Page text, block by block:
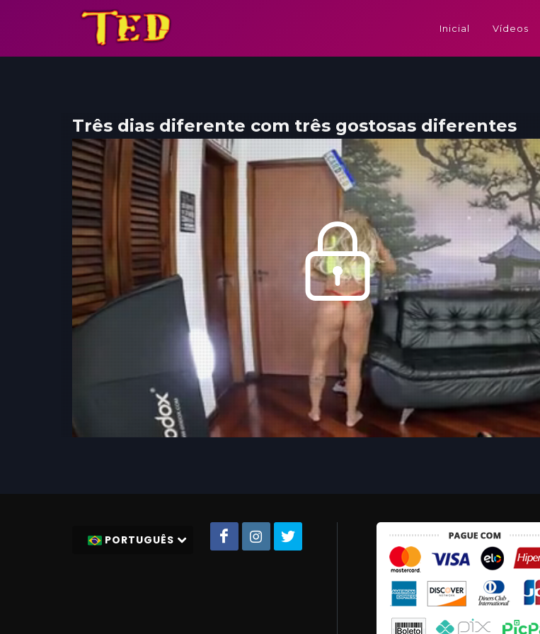
Inicial Vídeos
Três dias diferente com três gostosas diferentes
PORTUGUÊS